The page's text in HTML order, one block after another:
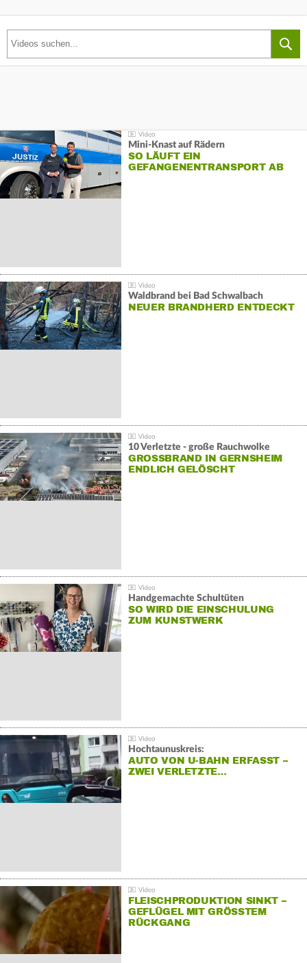
Mini-Knast auf Rädern
SO LÄUFT EIN
GEFANGENENTRANSPORT AB
Waldbrand bei Bad Schwalbach
NEUER BRANDHERD ENTDECKT
10 Verletzte - große Rauchwolke
GROSSBRAND IN GERNSHEIM E
NDLICH GELÖSCHT
Handgemachte Schultüten
SO WIRD DIE EINSCHULUNG
ZUM KUNSTWERK
Hochtaunuskreis:
AUTO VON U-BAHN ERFASST –
ZWEI VERLETZTE…
FLEISCHPRODUKTION SINKT –
GEFLÜGEL MIT GRÖSSTEM R
ÜCKGANG